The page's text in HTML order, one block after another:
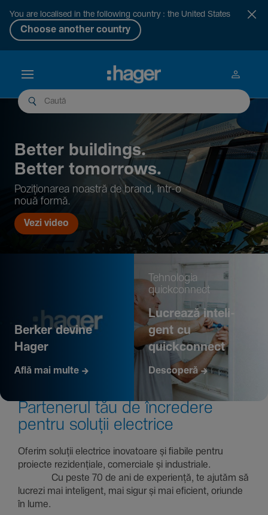
You are localised in the following country : the United States
Choose another country
Better buil­dings.
Better tomor­rows.
Pozi­țio­narea noastră de brand, într-o
nouă formă.
Vezi video
Berker devine
Hager
Află mai multe
Tehno­logia
quickconnect
Lucrează inte­li­
gent cu
quickconnect
Descoperă
Parte­nerul tău de încre­dere
pentru soluții electrice
Oferim soluții electrice inova­toare și fiabile pentru
proiecte rezi­den­țiale, comer­ciale și indus­triale.
Cu peste 70 de ani de expe­riență, te ajutăm să
lucrezi mai inte­li­gent, mai sigur și mai eficient, oriunde
în lume.